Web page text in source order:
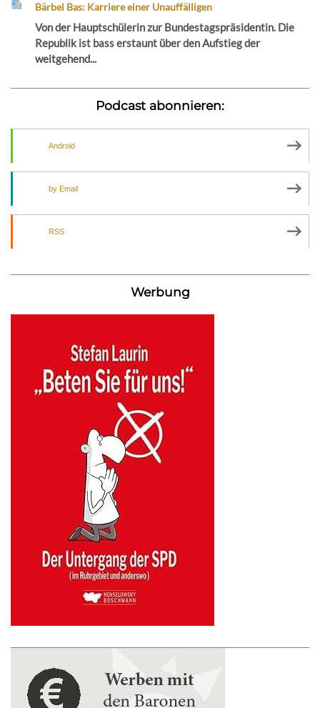
Bärbel Bas: Karriere einer Unauffälligen
Von der Hauptschülerin zur Bundestagspräsidentin. Die
Republik ist bass erstaunt über den Aufstieg der
weitgehend...
Podcast abonnieren:
Android
by Email
RSS
Werbung